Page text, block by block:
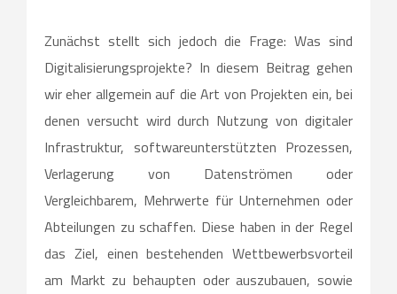
Zunächst stellt sich jedoch die Frage: Was sind
Digitalisierungsprojekte? In diesem Beitrag gehen
wir eher allgemein auf die Art von Projekten ein, bei
denen versucht wird durch Nutzung von digitaler
Infrastruktur, softwareunterstützten Prozessen,
Verlagerung von Datenströmen oder
Vergleichbarem, Mehrwerte für Unternehmen oder
Abteilungen zu schaffen. Diese haben in der Regel
das Ziel, einen bestehenden Wettbewerbsvorteil
am Markt zu behaupten oder auszubauen, sowie